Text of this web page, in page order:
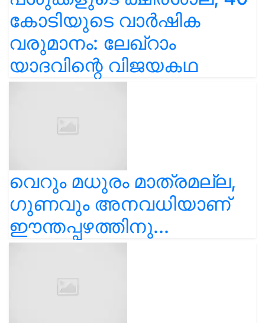
കോടിയുടെ വാർഷിക
വരുമാനം: ലേഖ്‌റാം
യാദവിന്റെ വിജയകഥ
വെറും മധുരം മാത്രമല്ല,
ഗുണവും അനവധിയാണ്
ഈന്തപ്പഴത്തിനു...